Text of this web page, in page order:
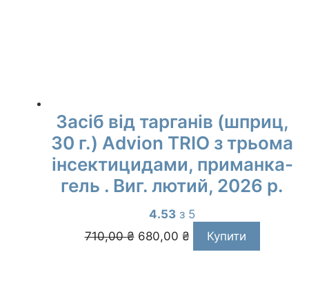
Засіб від тарганів (шприц,
30 г.) Advion TRIO з трьома
інсектицидами, приманка-
гель . Виг. лютий, 2026 р.
4.53 з 5
710,00₴
Оригінальна
ціна:
680,00 ₴
Поточна
ціна:
Купити